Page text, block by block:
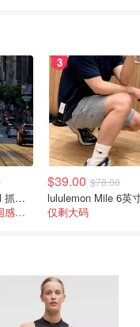
Unity Fitz Uprisal 抓绒卫衣
黄金码还在！氛围感之神
3
$39.00 $78.00
仅剩大码